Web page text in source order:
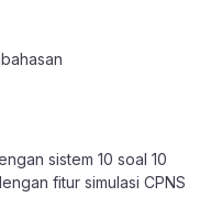
sistem 10 soal 10
fitur simulasi CPNS